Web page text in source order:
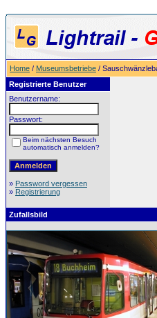
Home / Museumsbetriebe /
Registrierte Benutzer
Benutzername:
Passwort:
Beim nächsten Besuch
automatisch anmelden?
» Password vergessen
» Registrierung
Zufallsbild